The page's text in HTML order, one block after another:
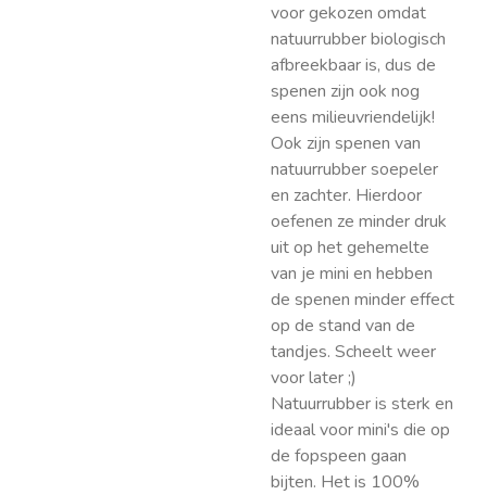
voor gekozen omdat
natuurrubber biologisch
afbreekbaar is, dus de
spenen zijn ook nog
eens milieuvriendelijk!
Ook zijn spenen van
natuurrubber soepeler
en zachter. Hierdoor
oefenen ze minder druk
uit op het gehemelte
van je mini en hebben
de spenen minder effect
op de stand van de
tandjes. Scheelt weer
voor later ;)
Natuurrubber is sterk en
ideaal voor mini's die op
de fopspeen gaan
bijten. Het is 100%